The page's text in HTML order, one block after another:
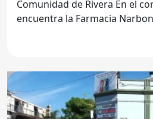
Comunidad de Rivera En el corazón de Rivera, se
encuentra la Farmacia